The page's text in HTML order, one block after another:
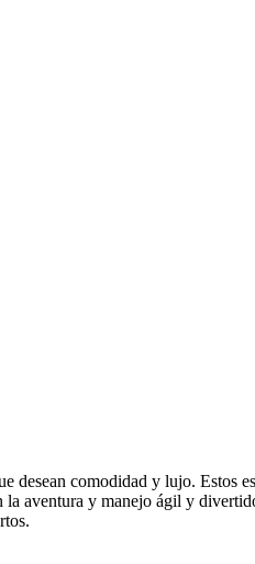
comodidad y lujo. Estos
aventura y manejo ágil y